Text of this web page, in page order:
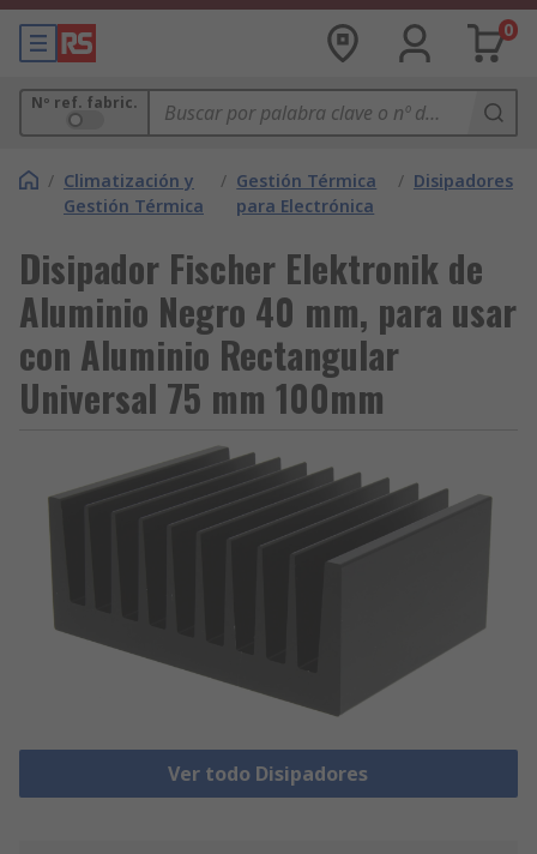
0
Nº ref. fabric.
/ Climatización y
Gestión Térmica
/ Gestión Térmica
para Electrónica
/ Disipadores
Disipador Fischer Elektronik de
Aluminio Negro 40 mm, para usar
con Aluminio Rectangular
Universal 75 mm 100mm
Ver todo Disipadores